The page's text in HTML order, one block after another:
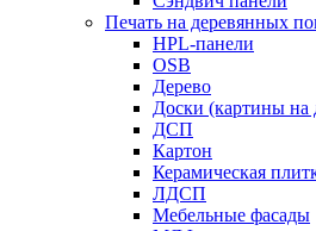
Печать на деревянных
HPL-панели
OSB
Дерево
Доски (картины на
ДСП
Картон
Керамическая
ЛДСП
Мебельные фасады